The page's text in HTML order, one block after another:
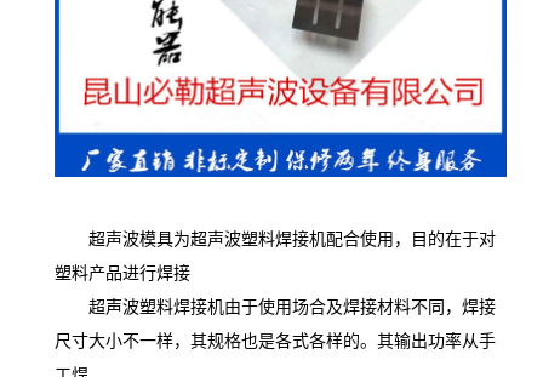
超声波模具为超声波塑料焊接机配合使用，目的在于对
塑料产品进行焊接
超声波塑料焊接机由于使用场合及焊接材料不同，焊接
尺寸大小不一样，其规格也是各式各样的。其输出功率从手